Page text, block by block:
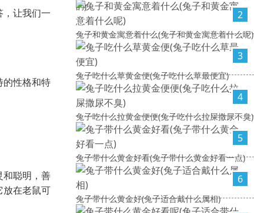
让我们一
的性格和特
和聪明，善
放在老鼠可
的)
2
兔子和黄金寓意着什么(兔子和黄金寓意着什么呢)
3
兔子吃什么草黄金便(兔子吃什么草最便宜)
4
兔子吃什么拉黄金便便(兔子吃什么拉屎撒尿不臭)
5
兔子带什么黄金好看(兔子带什么黄金好看一点)
6
兔子带什么黄金好(兔子适合戴什么属相)